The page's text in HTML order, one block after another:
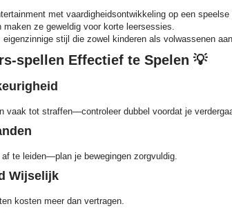
met vaardigheidsontwikkeling op een speelse
maken ze geweldig voor korte leersessies.
stijl die zowel kinderen als volwassenen
spellen Effectief te Spelen 💡
vaak tot straffen—controleer dubbel voordat je
te leiden—plan je bewegingen zorgvuldig.
Wijselijk
kosten meer dan vertragen.